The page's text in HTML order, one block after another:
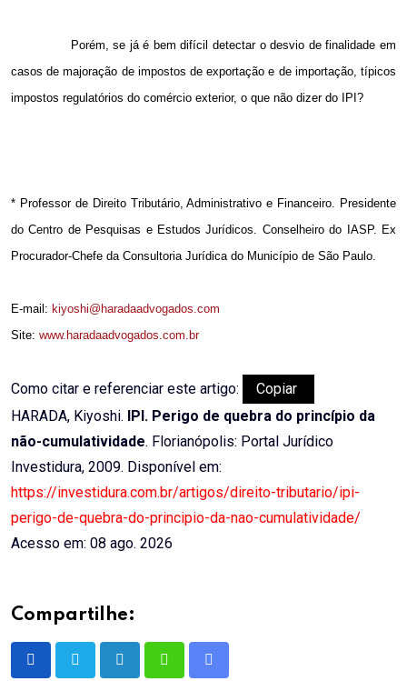
Porém, se já é bem difícil detectar o desvio de finalidade em
casos de majoração de impostos de exportação e de importação, típicos
impostos regulatórios do comércio exterior, o que não dizer do IPI?
* Professor de Direito Tributário, Administrativo e Financeiro. Presidente
do Centro de Pesquisas e Estudos Jurídicos. Conselheiro do IASP. Ex
Procurador-Chefe da Consultoria Jurídica do Município de São Paulo.
E-mail: kiyoshi@haradaadvogados.com
Site: www.haradaadvogados.com.br
Como citar e referenciar este artigo:
Copiar
HARADA, Kiyoshi.
IPI. Perigo de quebra do princípio da
não-cumulatividade. Florianópolis: Portal Jurídico
Investidura, 2009. Disponível em:
https://investidura.com.br/artigos/direito-tributario/ipi-
perigo-de-quebra-do-principio-da-nao-cumulatividade/
Acesso em: 08 ago. 2026
Compartilhe:
LinkedIn WhatsappShare